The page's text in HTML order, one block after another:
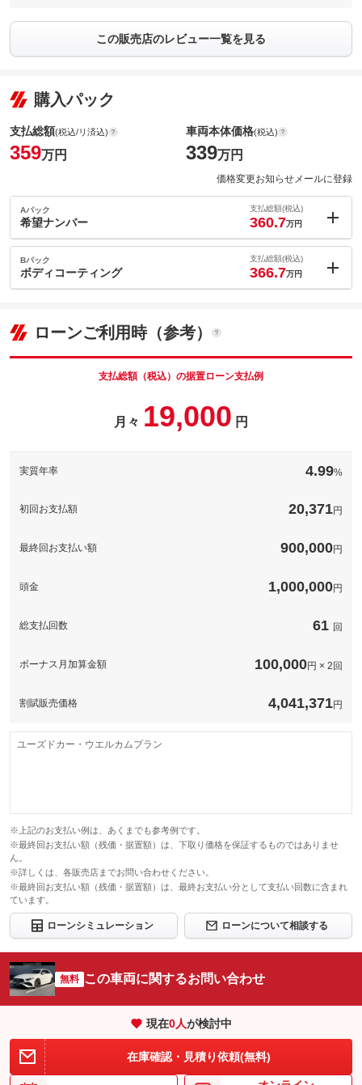
この販売店のレビュー一覧を見る
購入パック
支払総額(税込/リ済込)
359万円
車両本体価格(税込)
339万円
価格変更お知らせメールに登録
Aパック
希望ナンバー
支払総額(税込)
360.7万円
内：オプシ
ョン価格
(税込)
車両本体価
パック内容
Bパック
ボディコーティング
支払総額(税込)
366.7万円
車両本体価
339
このパックの見積もり依頼（無料）
ローンご利用時（参考）
支払総額（税込）の据置ローン支払例
月々 19,000 円
実質年率 4.99%
初回お支払額 20,371円
最終回お支払い額 900,000円
頭金 1,000,000円
総支払回数 61 回
ボーナス月加算金額 100,000円 × 2回
割賦販売価格 4,041,371円
ユーズドカー・ウエルカムプラン
※上記のお支払い例は、あくまでも参考例です。
※最終回お支払い額（残価・据置額）は、下取り価格を保証するものではありませ
ん。
※詳しくは、各販売店までお問い合わせください。
※最終回お支払い額（残価・据置額）は、最終お支払い分として支払い回数に含まれ
ています。
ローンシミュレーション ローンについて相談する
無料 この車両に関するお問い合わせ
現在0人が検討中
在庫確認・見積り依頼(無料)